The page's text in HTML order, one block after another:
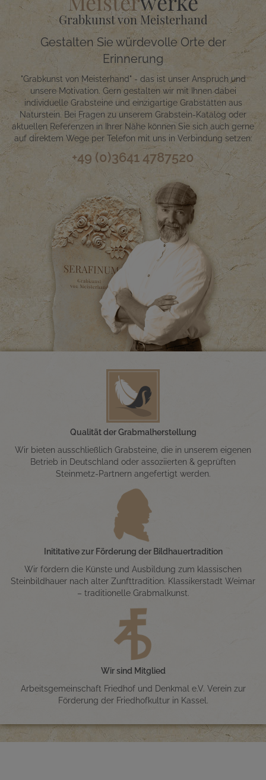
Grabkunst von Meisterhand
Gestalten Sie würdevolle Orte der
Erinnerung
"Grabkunst von Meisterhand" - das ist unser Anspruch und
unsere Motivation. Gern gestalten wir mit Ihnen dabei
individuelle Grabsteine und einzigartige Grabstätten aus
Naturstein. Bei Fragen zu unserem Grabstein-Katalog oder
aktuellen Referenzen in Ihrer Nähe können Sie sich auch gerne
auf direktem Wege per Telefon mit uns in Verbindung setzen:
+49 (0)3641 4787520
Qualität der Grabmalherstellung
Wir bieten ausschließlich Grabsteine, die in unserem eigenen
Betrieb in Deutschland oder assoziierten & geprüften
Steinmetz-Partnern angefertigt werden.
Inititative zur Förderung der Bildhauertradition
Wir fördern die Künste und Ausbildung zum klassischen
Steinbildhauer nach alter Zunfttradition. Klassikerstadt Weimar
– traditionelle Grabmalkunst.
Wir sind Mitglied
Arbeitsgemeinschaft Friedhof und Denkmal e.V. Verein zur
Förderung der Friedhofkultur in Kassel.